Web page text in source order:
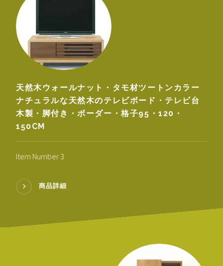
天然木ウォールナット・タモ材ツートンカラー
ナチュラルな天然木のテレビボード・テレビ台
木製・脚付き・ボーダー・格子95・120・
150CM
Item Number 3
商品詳細